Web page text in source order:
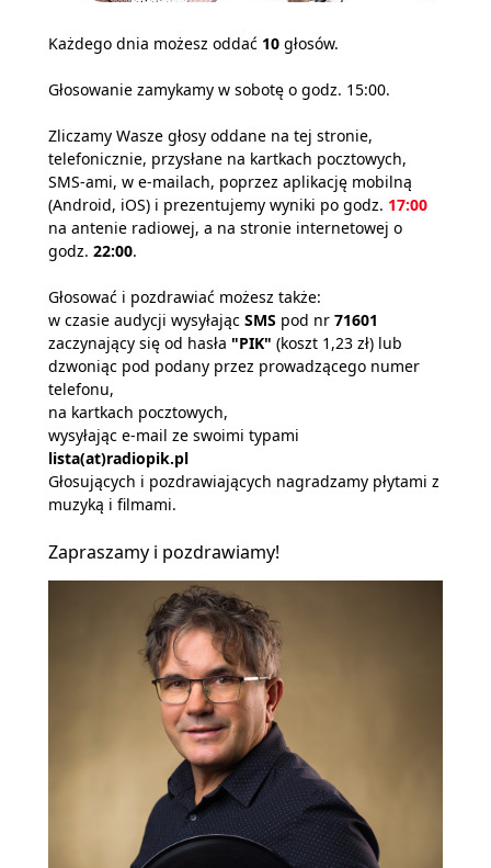
Każdego dnia możesz oddać 10 głosów.
Głosowanie zamykamy w sobotę o godz. 15:00.
Zliczamy Wasze głosy oddane na tej stronie,
telefonicznie, przysłane na kartkach pocztowych,
SMS-ami, w e-mailach, poprzez aplikację mobilną
(Android, iOS) i prezentujemy wyniki po godz. 17:00
na antenie radiowej, a na stronie internetowej o
godz. 22:00.
Głosować i pozdrawiać możesz także:
w czasie audycji wysyłając SMS pod nr 71601
zaczynający się od hasła "PIK" (koszt 1,23 zł) lub
dzwoniąc pod podany przez prowadzącego numer
telefonu,
na kartkach pocztowych,
wysyłając e-mail ze swoimi typami
lista(at)radiopik.pl
Głosujących i pozdrawiających nagradzamy płytami z
muzyką i filmami.
Zapraszamy i pozdrawiamy!